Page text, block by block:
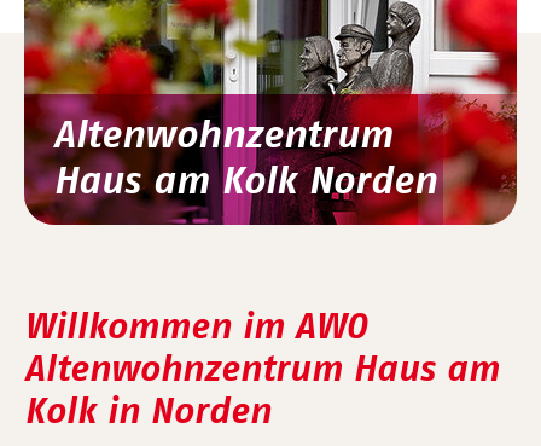
Altenwohnzentrum
Haus am Kolk Norden
Willkommen im AWO
Altenwohn­zentrum Haus am
Kolk in Norden